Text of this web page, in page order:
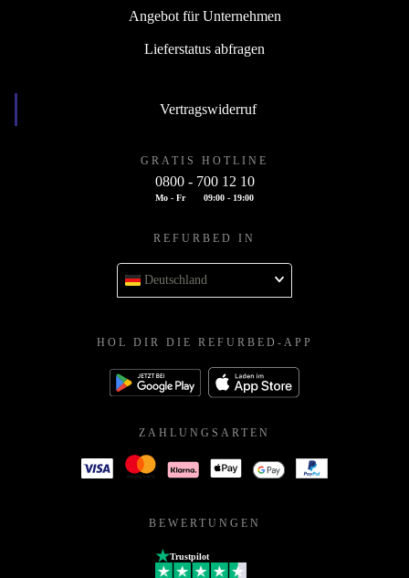
Angebot für Unternehmen
Lieferstatus abfragen
Vertragswiderruf
GRATIS HOTLINE
0800 - 700 12 10
Mo - Fr 09:00 - 19:00
REFURBED IN
Deutschland
HOL DIR DIE REFURBED-APP
ZAHLUNGSARTEN
BEWERTUNGEN
Trustpilot